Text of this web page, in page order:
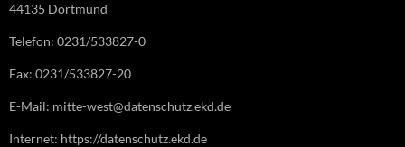
44135 Dortmund
Telefon: 0231/533827-0
Fax: 0231/533827-20
E-Mail: mitte-west@datenschutz.ekd.de
Internet: https://datenschutz.ekd.de